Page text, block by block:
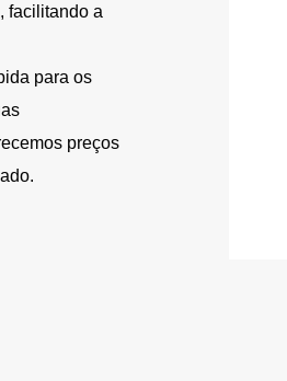
facilitando a
para os
preços